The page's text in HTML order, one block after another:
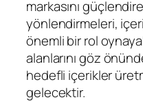
markasını
yönlendirmeleri,
önemli bir rol
alanlarını göz
hedefli içerikler
gelecektir.